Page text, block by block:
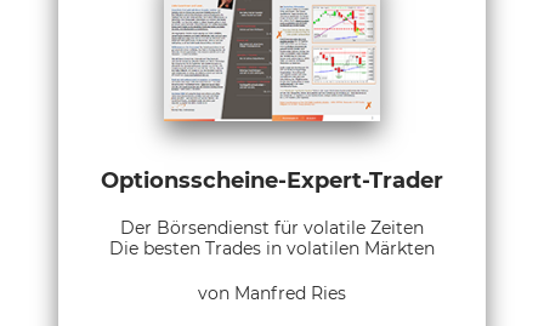
Optionsscheine-Expert-Trader
Der Börsendienst für volatile Zeiten
Die besten Trades in volatilen Märkten
von Manfred Ries